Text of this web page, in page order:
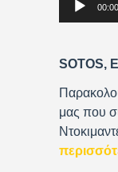
e
r
00:00
SOTOS,
μας που